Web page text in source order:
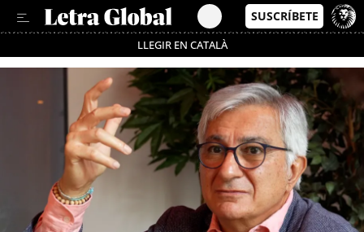
LLEGIR EN CATALÀ
Pásate al MODO AHORRO